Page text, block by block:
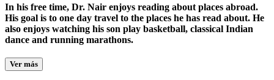
In his free time, Dr. Nair enjoys reading about places abroad.
His goal is to one day travel to the places he has read about. He
also enjoys watching his son play basketball, classical Indian
dance and running marathons.
Ver más